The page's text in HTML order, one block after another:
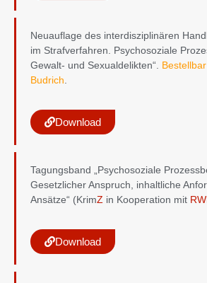
Neuauflage des interdisziplinären
im Strafverfahren. Psychosoziale
Gewalt- und Sexualdelikten“.
Budrich
Download
Tagungsband „Psychosoziale
Gesetzlicher Anspruch, inhaltliche
Ansätze“ (KrimZ in Kooperation mit
Download